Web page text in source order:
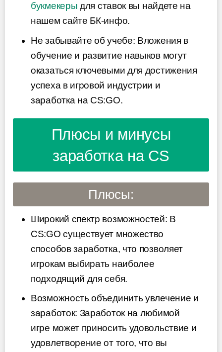
букмекеры для ставок вы найдете на
нашем сайте БК-инфо.
Не забывайте об учебе: Вложения в
обучение и развитие навыков могут
оказаться ключевыми для достижения
успеха в игровой индустрии и
заработка на CS:GO.
Плюсы и минусы
заработка на CS
Плюсы:
Широкий спектр возможностей: В
CS:GO существует множество
способов заработка, что позволяет
игрокам выбирать наиболее
подходящий для себя.
Возможность объединить увлечение и
заработок: Заработок на любимой
игре может приносить удовольствие и
удовлетворение от того, что вы